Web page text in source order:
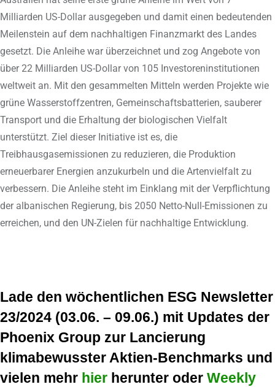
Milliarden US-Dollar ausgegeben und damit einen bedeutenden
Meilenstein auf dem nachhaltigen Finanzmarkt des Landes
gesetzt. Die Anleihe war überzeichnet und zog Angebote von
über 22 Milliarden US-Dollar von 105 Investoreninstitutionen
weltweit an. Mit den gesammelten Mitteln werden Projekte wie
grüne Wasserstoffzentren, Gemeinschaftsbatterien, sauberer
Transport und die Erhaltung der biologischen Vielfalt
unterstützt. Ziel dieser Initiative ist es, die
Treibhausgasemissionen zu reduzieren, die Produktion
erneuerbarer Energien anzukurbeln und die Artenvielfalt zu
verbessern. Die Anleihe steht im Einklang mit der Verpflichtung
der albanischen Regierung, bis 2050 Netto-Null-Emissionen zu
erreichen, und den UN-Zielen für nachhaltige Entwicklung.
Lade den wöchentlichen ESG Newsletter
23/2024 (03.06. – 09.06.) mit Updates der
Phoenix Group zur Lancierung
klimabewusster Aktien-Benchmarks und
vielen mehr hier herunter oder Weekly